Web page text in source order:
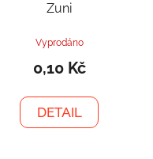
Zuni
Vyprodáno
0,10 Kč
DETAIL